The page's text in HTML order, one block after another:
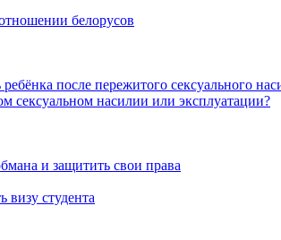
белорусов
после пережитого сексуального
сексуальном насилии или эксплуатации?
и защитить свои права
визу студента